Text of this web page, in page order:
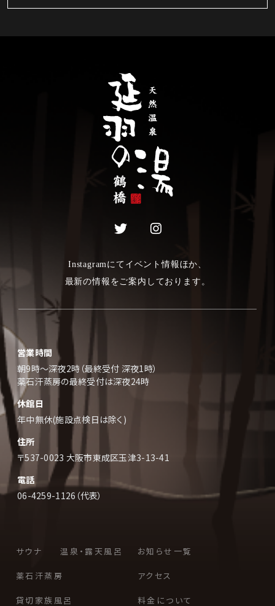
Instagramにてイベント情報ほか、
最新の情報をご案内しております。
営業時間
朝9時～深夜2時（最終受付 深夜1時）
薬石汗蒸房の最終受付は深夜24時
休館日
年中無休(施設点検日は除く)
住所
〒537-0023 大阪市東成区玉津3-13-41
電話
06-4259-1126（代表）
サウナ 温泉・露天風呂
薬石汗蒸房
貸切家族風呂
お知らせ一覧
アクセス
料金について